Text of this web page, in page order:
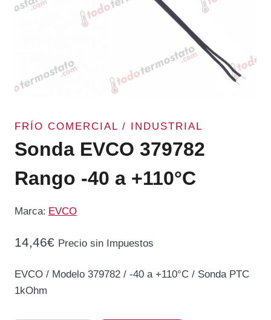
FRÍO COMERCIAL / INDUSTRIAL
Sonda EVCO 379782
Rango -40 a +110°C
Marca: EVCO
14,46€ Precio sin Impuestos
EVCO / Modelo 379782 / -40 a +110°C / Sonda PTC
1kOhm